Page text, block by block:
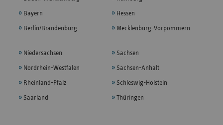
Bayern
Berlin/Brandenburg
Hessen
Mecklenburg-Vorpommern
Niedersachsen
Nordrhein-Westfalen
Rheinland-Pfalz
Saarland
Sachsen
Sachsen-Anhalt
Schleswig-Holstein
Thüringen